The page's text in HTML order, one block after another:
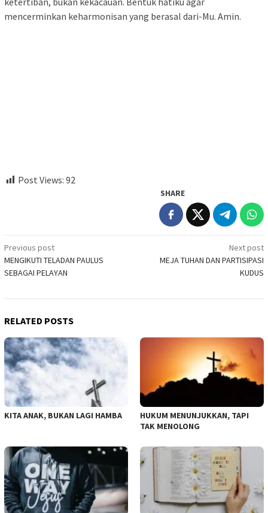
mencerminkan keharmonisan yang berasal dari-Mu. Amin.
Post Views: 92
SHARE
Post
navigation
Previous post
MENGIKUTI TELADAN PAULUS
SEBAGAI PELAYAN
Next post
MEJA TUHAN DAN PARTISIPASI
KUDUS
RELATED POSTS
KITA ANAK, BUKAN LAGI HAMBA
HUKUM MENUNJUKKAN, TAPI
TAK MENOLONG